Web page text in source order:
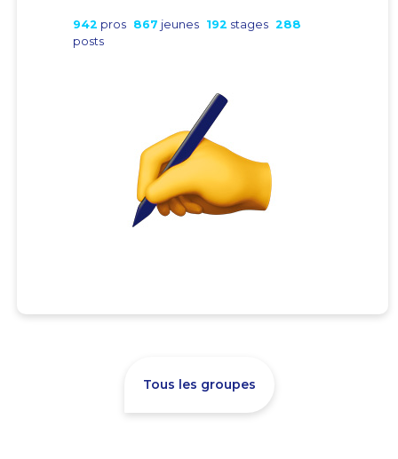
942 pros 867 jeunes 192 stages 288
posts
Tous les groupes